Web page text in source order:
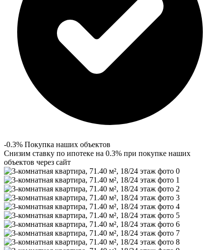
-0.3% Покупка наших объектов
Снизим ставку по ипотеке на 0.3% при покупке наших
объектов через сайт